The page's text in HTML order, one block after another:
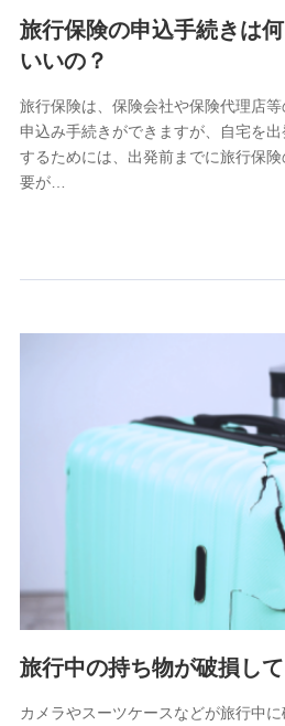
旅行保険の申込手続きは
いいの？
旅行保険は、保険会社や保険代理店
申込み手続きができますが、自宅を
するためには、出発前までに旅行保
要が…
旅行中の持ち物が破損し
カメラやスーツケースなどが旅行中